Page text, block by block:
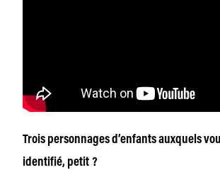
Trois personnages d’enfants auxquels
identifié, petit ?